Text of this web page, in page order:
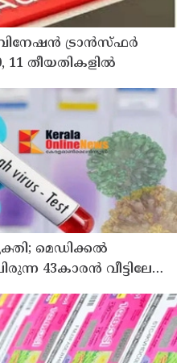
ട്രാൻസ്ഫർ
തീയതികളിൽ
മെഡിക്കൽ
43കാരൻ വീട്ടിലേക്ക്